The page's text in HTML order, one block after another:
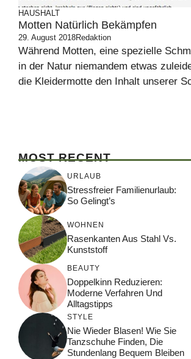
HAUSHALT
Motten Natürlich Bekämpfen
29. August 2018Redaktion
Während Motten, eine spezielle
in der Natur niemandem etwas
die Kleidermotte den Inhalt unserer
MOST RECENT
URLAUB
Stressfreier Familienurlaub:
So Gelingt’s
WOHNEN
Rasenkanten Aus Stahl Vs.
Kunststoff
BEAUTY
Doppelkinn Reduzieren:
Moderne Verfahren Und
Alltagstipps
STYLE
Nie Wieder Blasen! Wie Sie
Tanzschuhe Finden, Die
Stundenlang Bequem Bleiben